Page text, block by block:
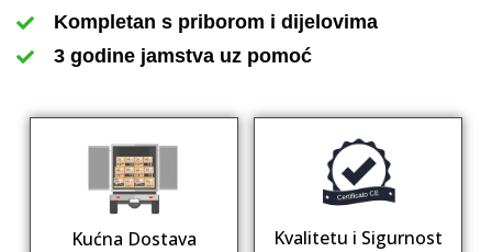
Kompletan s priborom i dijelovima
3 godine jamstva uz pomoć
Kućna Dostava Kvalitetu i Sigurnost